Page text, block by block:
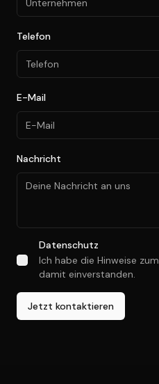
Telefon
E-Mail
Nachricht
Datenschutz
Ich habe die Hinweise zum
damit einverstanden.
Jetzt kontaktieren